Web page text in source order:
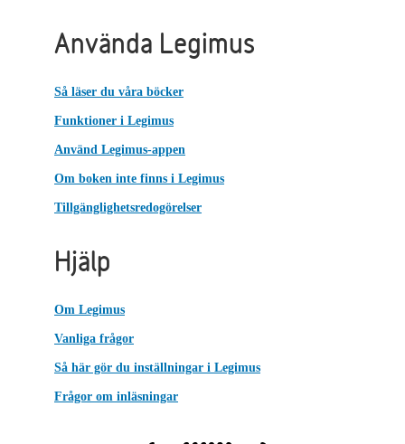
Använda Legimus
Så läser du våra böcker
Funktioner i Legimus
Använd Legimus-appen
Om boken inte finns i Legimus
Tillgänglighetsredogörelser
Hjälp
Om Legimus
Vanliga frågor
Så här gör du inställningar i Legimus
Frågor om inläsningar